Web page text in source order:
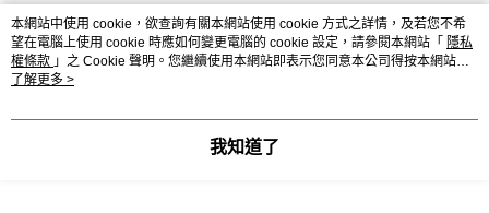
熱門標籤
本網站中使用 cookie，欲查詢有關本網站使用 cookie 方式之詳情，及若您不希
望在電腦上使用 cookie 時應如何變更電腦的 cookie 設定，請參閱本網站「 隱私
權條款 」之 Cookie 聲明。您繼續使用本網站即表示您同意本公司得按本網站使
用條款之 Cookie 聲明使用 cookie。
了解更多 >
我知道了